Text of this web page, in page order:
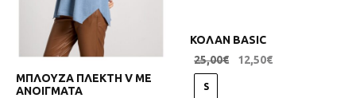
ΜΠΛΟΥΖΑ ΠΛΕΚΤΗ V ΜΕ
ΑΝΟΙΓΜΑΤΑ
ΚΟΛΑΝ BASIC
25,00€ 12,50€
S